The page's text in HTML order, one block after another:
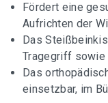
Swopper,
TOPSTAR SI69
Fördert eine
Aufrichten der
Das
Tragegriff sowie
Das
einsetzbar, im